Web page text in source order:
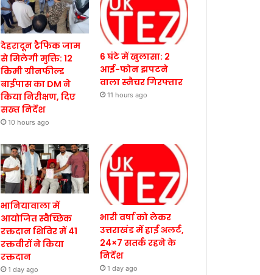
देहरादून ट्रैफिक जाम
से मिलेगी मुक्ति: 12
किमी ग्रीनफील्ड
बाईपास का DM ने
किया निरीक्षण, दिए
सख्त निर्देश
10 hours ago
6 घंटे में खुलासा: 2
आई-फोन झपटने
वाला स्नैचर गिरफ्तार
11 hours ago
भानियावाला में
आयोजित स्वैच्छिक
रक्तदान शिविर में 41
रक्तवीरों ने किया
रक्तदान
1 day ago
भारी वर्षा को लेकर
उत्तराखंड में हाई अलर्ट,
24×7 सतर्क रहने के
निर्देश
1 day ago